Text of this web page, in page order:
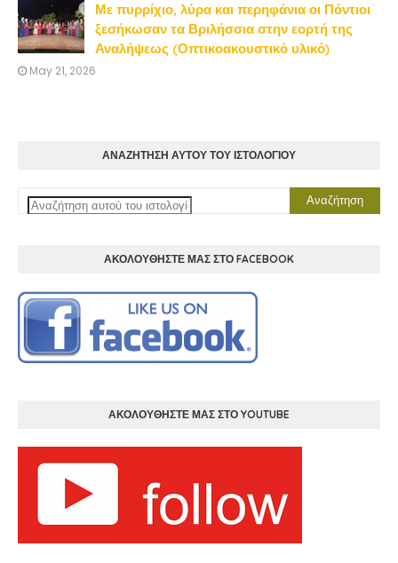
Με πυρρίχιο, λύρα και περηφάνια οι Πόντιοι
ξεσήκωσαν τα Βριλήσσια στην εορτή της
Αναλήψεως (Οπτικοακουστικό υλικό)
May 21, 2026
ΑΝΑΖΗΤΗΣΗ ΑΥΤΟΥ ΤΟΥ ΙΣΤΟΛΟΓΙΟΥ
ΑΚΟΛΟΥΘΗΣΤΕ ΜΑΣ ΣΤΟ FACEBOOK
ΑΚΟΛΟΥΘΗΣΤΕ ΜΑΣ ΣΤΟ YOUTUBE